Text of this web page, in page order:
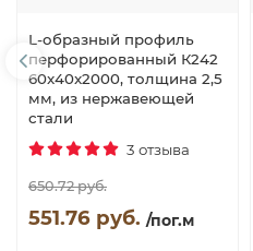
L-образный профиль
перфорированный К242
60x40x2000, толщина 2,5
мм, из нержавеющей
стали
3 отзыва
650.72 руб.
551.76 руб. /пог.м